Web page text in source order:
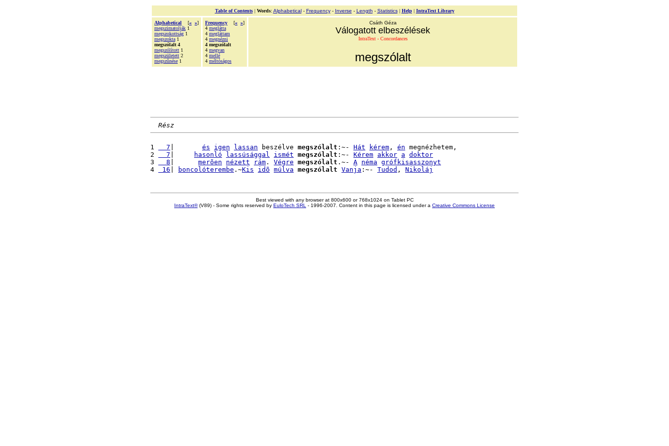
Table of Contents| Words: Alphabetical- Frequency- Inverse - Length - Statistics| Help| IntraText Library
Alphabetical [« »]
megszimatolják 1
megszokottság 1
megszokta 1
megszólalt 4
megszólított 1
megszületett 2
megszûnése 1
Frequency [« »]
4 meglátta
4 megláttam
4 megnézni
4 megszólalt
4 megvan
4 mellé
4 méltóságos
Csáth Géza
Válogatott elbeszélések
IntraText - Concordances
megszólalt
Rész
1
  7
és igen lassan beszélve megszólalt :~- Hát kérem , én megnézhetem,
2
  7
hasonló lassúsággal ismét megszólalt :~- Kérem akkor a doktor
3
  8
merõen nézett rám . Végre megszólalt .~- A néma grófkisasszonyt
4
16 boncolóterembe .~Kis idõ múlva megszólalt Vanja :~- Tudod , Nikoláj
Best viewed with any browser at 800x600 or 768x1024 on Tablet PC
IntraText®(V89) - Some rights reserved by EuloTech SRL - 1996-2007. Content in this page is licensed under a Creative Commons License